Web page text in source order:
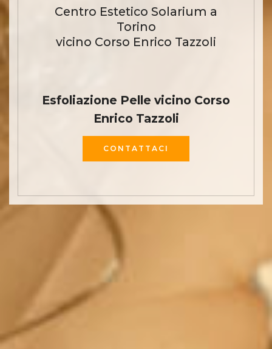
Centro Estetico Solarium a
Torino
vicino Corso Enrico Tazzoli
Esfoliazione Pelle vicino Corso
Enrico Tazzoli
CONTATTACI